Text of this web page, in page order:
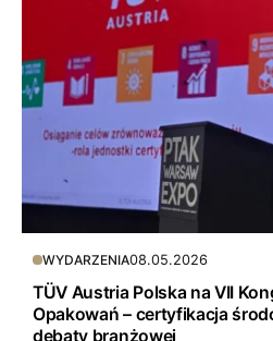
WYDARZENIA08.05.2026
TÜV Austria Polska na VII
Opakowań – certyfikacja
debaty branżowej